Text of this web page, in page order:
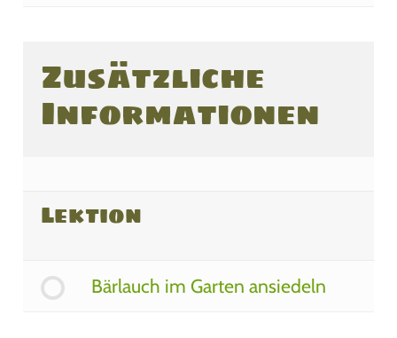
Zusätzliche
Informationen
Lektion
Bärlauch im Garten ansiedeln